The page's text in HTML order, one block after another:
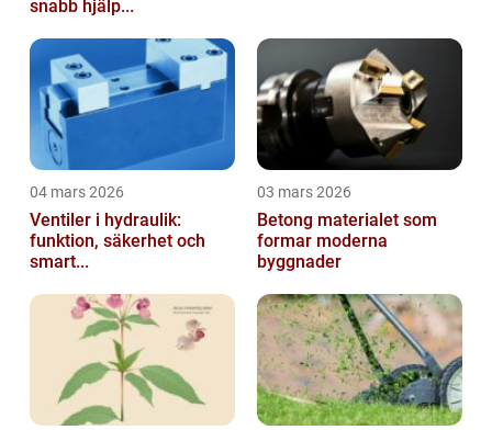
snabb hjälp...
04 mars 2026
Ventiler i hydraulik:
funktion, säkerhet och
smart...
03 mars 2026
Betong materialet som
formar moderna
byggnader